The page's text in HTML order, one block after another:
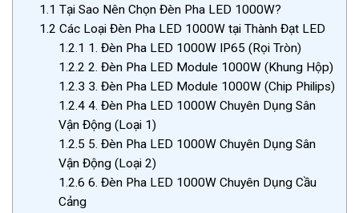
1.1 Tại Sao Nên Chọn Đèn Pha LED 1000W?
1.2 Các Loại Đèn Pha LED 1000W tại Thành Đạt LED
1.2.1 1. Đèn Pha LED 1000W IP65 (Rọi Tròn)
1.2.2 2. Đèn Pha LED Module 1000W (Khung Hộp)
1.2.3 3. Đèn Pha LED Module 1000W (Chip Philips)
1.2.44. Đèn Pha LED 1000W Chuyên Dụng Sân
Vận Động (Loại 1)
1.2.5 5. Đèn Pha LED 1000W Chuyên Dụng Sân
Vận Động (Loại 2)
1.2.6 6. Đèn Pha LED 1000W Chuyên Dụng Cầu
Cảng